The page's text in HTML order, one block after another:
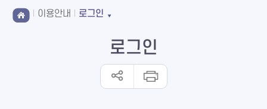
이용안내 로그인
로그인